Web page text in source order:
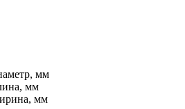
мм
мм
мм